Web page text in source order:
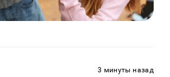
3 минуты назад